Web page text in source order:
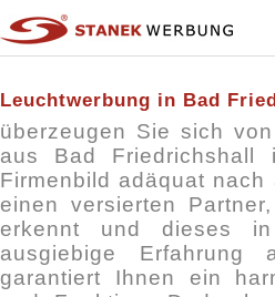
Leuchtwerbung in Bad
überzeugen Sie sich
aus Bad
Firmenbild adäquat
einen versierten
erkennt und dieses
ausgiebige
garantiert Ihnen ein